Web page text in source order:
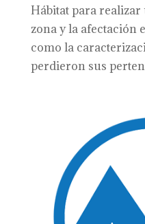
Hábitat para
zona y la afectación
como la
perdieron sus